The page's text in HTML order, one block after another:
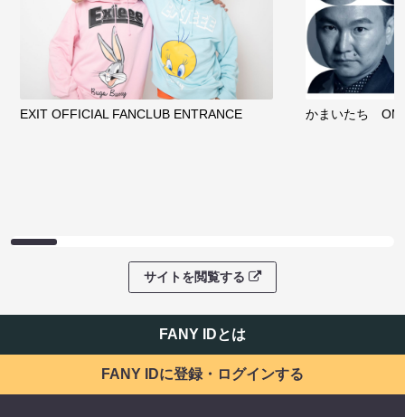
EXIT OFFICIAL FANCLUB ENTRANCE かまいたち
サイトを閲覧する
FANY IDとは
FANY IDに登録・ログインする